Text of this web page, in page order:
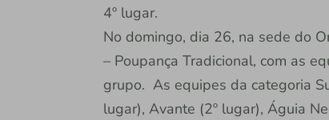
4º lugar.
No domingo, dia 26, na sede do
– Poupança Tradicional, com as
grupo. As equipes da categoria
lugar), Avante (2º lugar), Águia